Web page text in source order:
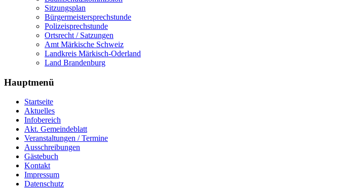
Sitzungsplan
Bürgermeistersprechstunde
Polizeisprechstunde
Ortsrecht / Satzungen
Amt Märkische Schweiz
Landkreis Märkisch-Oderland
Land Brandenburg
Hauptmenü
Startseite
Aktuelles
Infobereich
Akt. Gemeindeblatt
Veranstaltungen / Termine
Ausschreibungen
Gästebuch
Kontakt
Impressum
Datenschutz